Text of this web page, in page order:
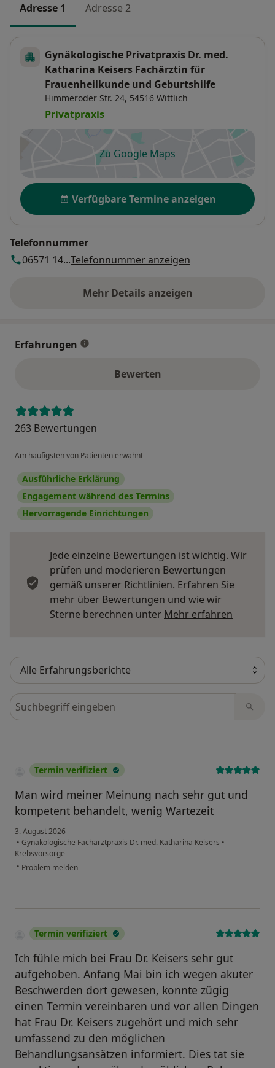
Adresse 1 Adresse 2
Gynäkologische Privatpraxis Dr. med.
Katharina Keisers Fachärztin für
Frauenheilkunde und Geburtshilfe
Himmeroder Str. 24, 54516 Wittlich
Privatpraxis
Zu Google Mapsöffnet in einer neuen
Verfügbarkeit
Verfügbare Termine anzeigen
Telefonnummer
06571 14...Telefonnummer anzeigen
Mehr Details anzeigen
über die Adresse
Erfahrungen
Bewerten
263 Bewertungen
Am häufigsten von Patienten erwähnt
Ausführliche Erklärung
Engagement während des Termins
Hervorragende Einrichtungen
Jede einzelne Bewertungen ist wichtig. Wir
prüfen und moderieren Bewertungen
gemäß unserer Richtlinien. Erfahren Sie
mehr über Bewertungen und wie wir
Sterne berechnen unter Mehr erfahren
Bewertungen durchsuchen
Termin verifiziert
Man wird meiner Meinung nach sehr gut und
kompetent behandelt, wenig Wartezeit
3. August 2026
• Gynäkologische Facharztpraxis Dr. med. Katharina Keisers •
Krebsvorsorge
• Problem melden
Termin verifiziert
Ich fühle mich bei Frau Dr. Keisers sehr gut
aufgehoben. Anfang Mai bin ich wegen akuter
Beschwerden dort gewesen, konnte zügig
einen Termin vereinbaren und vor allen Dingen
hat Frau Dr. Keisers zugehört und mich sehr
umfassend zu den möglichen
Behandlungsansätzen informiert. Dies tat sie